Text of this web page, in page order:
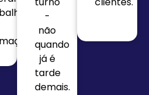
-
não
quando
já é
tarde
demais.